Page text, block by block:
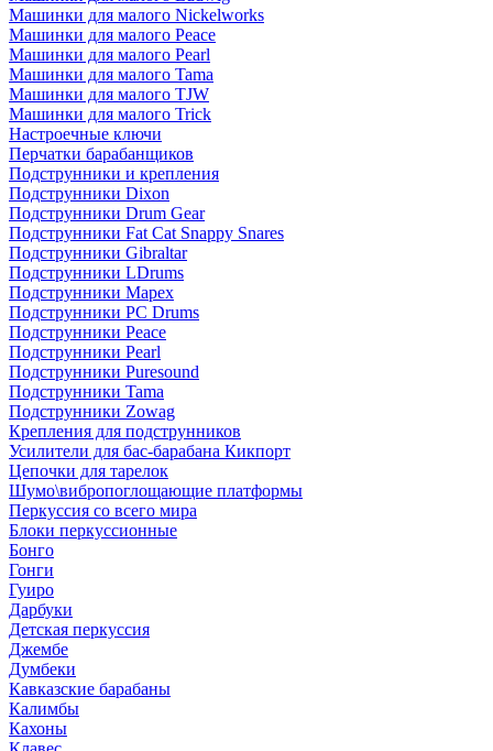
Машинки для малого Nickelworks
Машинки для малого Peace
Машинки для малого Pearl
Машинки для малого Tama
Машинки для малого TJW
Машинки для малого Trick
Настроечные ключи
Перчатки барабанщиков
Подструнники и крепления
Подструнники Dixon
Подструнники Drum Gear
Подструнники Fat Cat Snappy Snares
Подструнники Gibraltar
Подструнники LDrums
Подструнники Mapex
Подструнники PC Drums
Подструнники Peace
Подструнники Pearl
Подструнники Puresound
Подструнники Tama
Подструнники Zowag
Крепления для подструнников
Усилители для бас-барабана Кикпорт
Цепочки для тарелок
Шумо\вибропоглощающие платформы
Перкуссия со всего мира
Блоки перкуссионные
Бонго
Гонги
Гуиро
Дарбуки
Детская перкуссия
Джембе
Думбеки
Кавказские барабаны
Калимбы
Кахоны